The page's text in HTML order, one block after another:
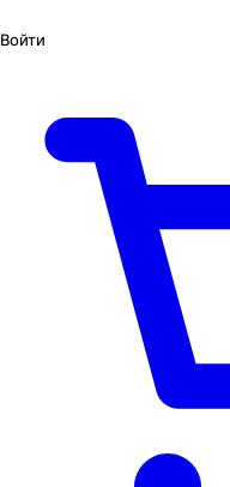
Войти